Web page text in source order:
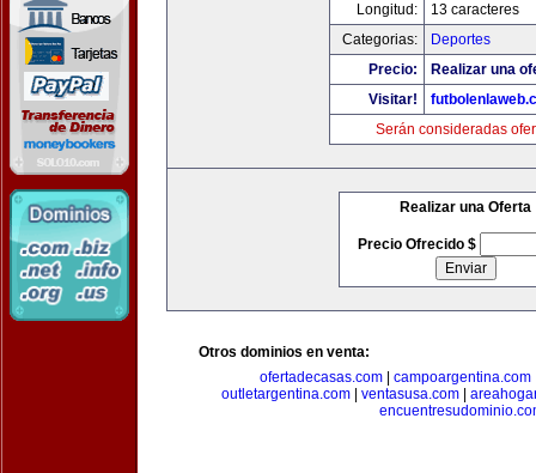
Longitud:
13 caracteres
Categorias:
Deportes
Precio:
Realizar una
Visitar!
Serán consideradas
Realizar una Oferta
Precio Ofrecido $
Otros dominios en venta:
ofertadecasas.com| campoargentina.com
outletargentina.com
ventasusa.com